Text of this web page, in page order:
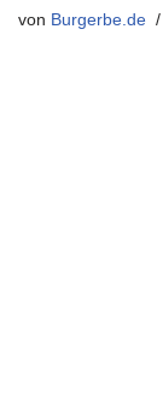
von Burgerbe.de